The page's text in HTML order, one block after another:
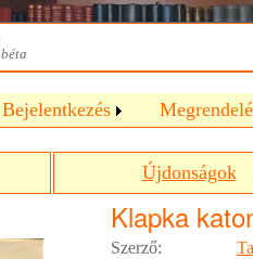
béta
Bejelentkezés
Újdonságok
Klapka
Szerző: